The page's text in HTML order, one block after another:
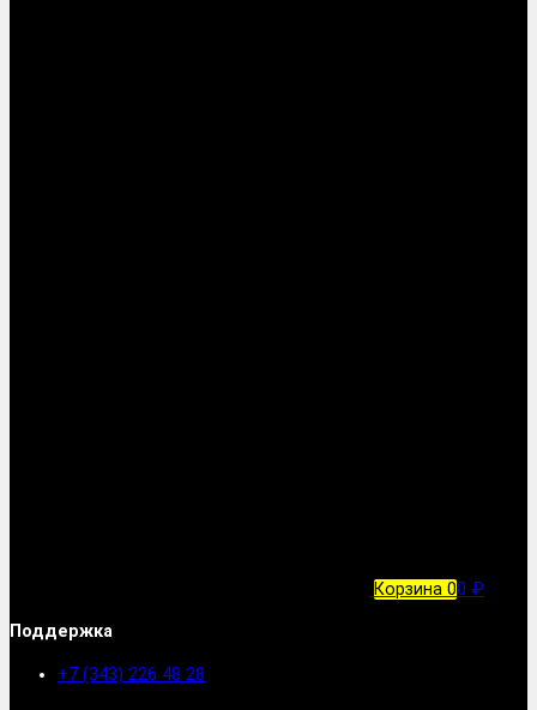
Корзина 00 ₽
Поддержка
+7 (343) 226 48 28